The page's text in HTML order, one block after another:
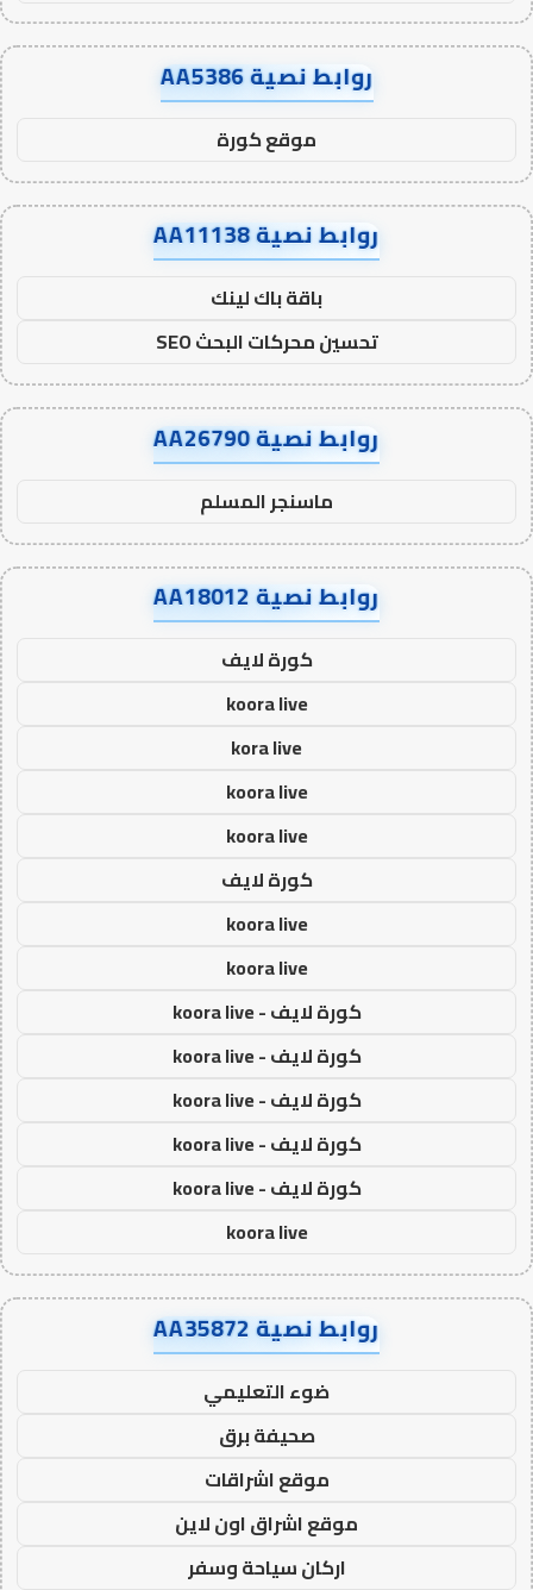
روابط نصية AA5386
موقع كورة
روابط نصية AA11138
باقة باك لينك
تحسين محركات البحث SEO
روابط نصية AA26790
ماسنجر المسلم
روابط نصية AA18012
كورة لايف
koora live
kora live
koora live
koora live
كورة لايف
koora live
koora live
كورة لايف - koora live
كورة لايف - koora live
كورة لايف - koora live
كورة لايف - koora live
كورة لايف - koora live
koora live
روابط نصية AA35872
ضوء التعليمي
صحيفة برق
موقع اشراقات
موقع اشراق اون لاين
اركان سياحة وسفر